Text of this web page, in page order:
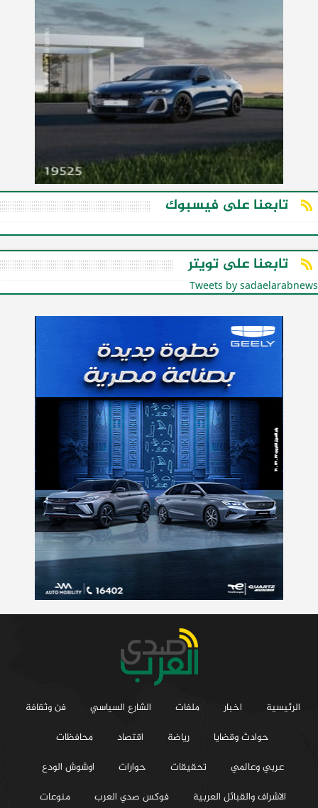
تابعنا على فيسبوك
تابعنا على تويتر
Tweets by sadaelarabnews
الرئيسية اخبار ملفات الشارع السياسي
فن وثقافة
حوادث وقضايا
رياضة اقتصاد
محافظات
عربي وعالمي
تحقيقات حوارات
اوشوش الودع
الاشراف والقبائل العربية
فوكس صدي العرب منوعات